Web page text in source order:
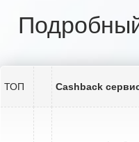
ТОП Cashback